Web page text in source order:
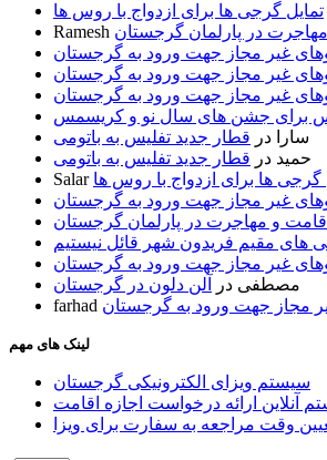
تمایل گرجی ها برای ازدواج با روس ها
Ramesh در پارلمان گرجستان
غیر مجاز جهت ورود به گرجستان
غیر مجاز جهت ورود به گرجستان
غیر مجاز جهت ورود به گرجستان
برای جشن های سال نو و کریسمس
سارا
در قطار جدید تفلیس به باتومی
حمید در قطار جدید تفلیس به باتومی
Salar گرجی ها برای ازدواج با روس ها
غیر مجاز جهت ورود به گرجستان
و مهاجرت در پارلمان گرجستان
های مقیم فریدون شهر قائل نیستیم
غیر مجاز جهت ورود به گرجستان
مصطفی در
آلن دلون در گرجستان
farhad مجاز جهت ورود به گرجستان
لینک های مهم
سیستم ویزای الکترونیکی گرجستان
آنلاین ارائه درخواست اجازه اقامت
وقت مراجعه به سفارت برای ویزا